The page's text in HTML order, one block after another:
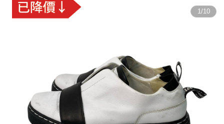
1/10